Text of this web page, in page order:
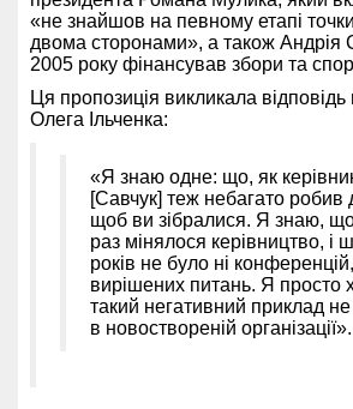
«не знайшов на певному етапі
двома сторонами», а також Андрія
2005 року фінансував збори та
Ця пропозиція викликала
Олега Ільченка:
«Я знаю одне: що, як
[Савчук] теж небагато робив
щоб ви зібралися. Я знаю,
раз мінялося керівництво, і
років не було ні конференцій,
вирішених питань. Я просто
такий негативний приклад
в новоствореній організації».